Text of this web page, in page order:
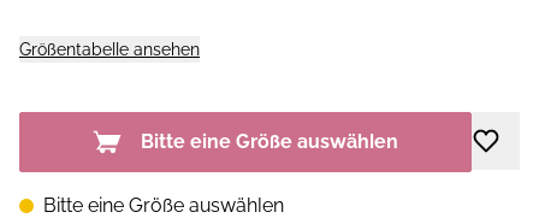
Größentabelle ansehen
Bitte eine Größe auswählen
Bitte eine Größe auswählen